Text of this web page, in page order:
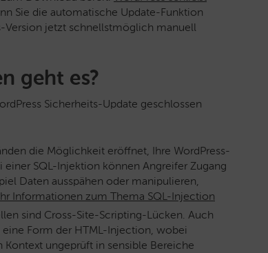
Sie die automatische Update-Funktion
Version jetzt schnellstmöglich manuell
geht es?
Sicherheits-Update geschlossen
die Möglichkeit eröffnet, Ihre WordPress-
SQL-Injektion können Angreifer Zugang
Daten ausspähen oder manipulieren,
Informationen zum Thema SQL-Injection
sind Cross-Site-Scripting-Lücken. Auch
Form der HTML-Injection, wobei
ungeprüft in sensible Bereiche